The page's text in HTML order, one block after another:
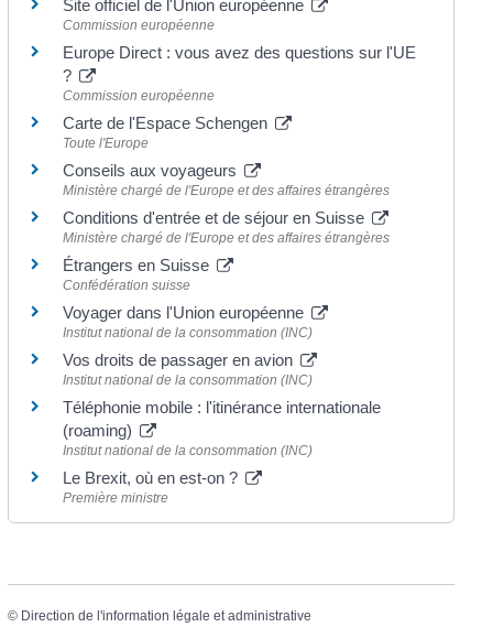
Site officiel de l'Union européenne
Commission européenne
Europe Direct : vous avez des questions sur l'UE
?
Commission européenne
Carte de l'Espace Schengen
Toute l'Europe
Conseils aux voyageurs
Ministère chargé de l'Europe et des affaires étrangères
Conditions d'entrée et de séjour en Suisse
Ministère chargé de l'Europe et des affaires étrangères
Étrangers en Suisse
Confédération suisse
Voyager dans l'Union européenne
Institut national de la consommation (INC)
Vos droits de passager en avion
Institut national de la consommation (INC)
Téléphonie mobile : l'itinérance internationale
(roaming)
Institut national de la consommation (INC)
Le Brexit, où en est-on ?
Première ministre
© Direction de l'information légale et administrative